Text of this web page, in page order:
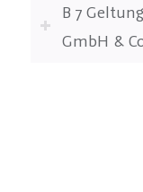
B 7
GmbH &